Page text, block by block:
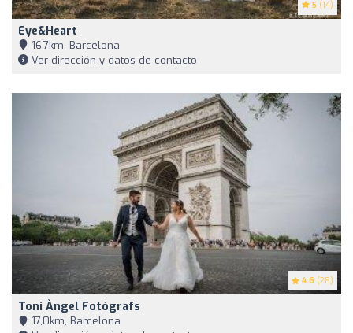
5 (14)
Eye&Heart
16,7km, Barcelona
Ver dirección y datos de contacto
4.6 (28)
Toni Àngel Fotògrafs
17,0km, Barcelona